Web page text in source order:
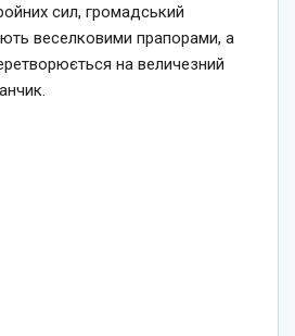
сил, громадський
веселковими прапорами, а
на величезний